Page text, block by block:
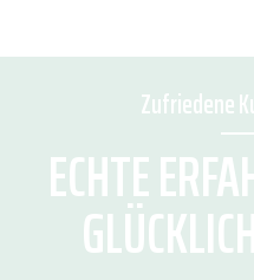
Zufriedene
ECHTE